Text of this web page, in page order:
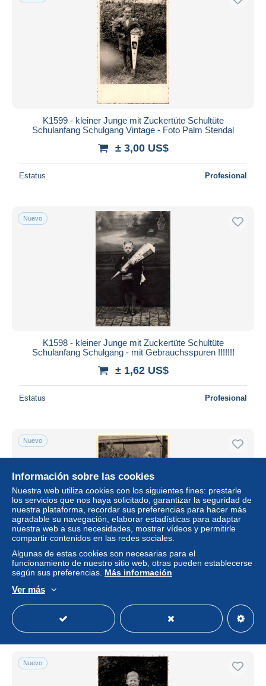
K1599 - kleiner Junge mit Zuckertüte Schultüte
Schulanfang Schulgang Vintage - Foto Palm Stendal
± 3,00 US$
Estatus Profesional
Nuevo
K1598 - kleiner Junge mit Zuckertüte Schultüte
Schulanfang Schulgang - mit Gebrauchsspuren !!!!!!!
± 1,62 US$
Estatus Profesional
Nuevo
K1597 - kleiner Junge mit Zuckertüte Schultüte
Schulanfang Schulgang
Profesional
Nuevo
Información sobre las cookies
Nuestra web utiliza cookies con los siguientes fines: prestarle
los servicios que nos haya solicitado, garantizar la seguridad de
nuestra plataforma, recordar sus preferencias para hacer más
agradable su navegación, elaborar estadísticas para adaptar
nuestra web a sus necesidades, mostrar vídeos y permitirle
compartir contenidos en las redes sociales.
Algunas de estas cookies son necesarias para el
funcionamiento de nuestro sitio web, otras pueden establecerse
según sus preferencias. Más información
Ver más